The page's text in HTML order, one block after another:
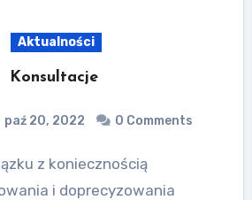
Aktualności
Konsultacje
paź 20, 2022 0 Comments
i doprecyzowania